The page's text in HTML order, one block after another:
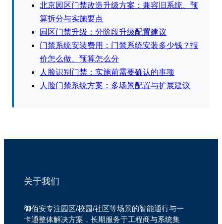
北京园区门禁改造升级方案：兼容旧系统、预
算拆分与实施要点
园区门禁升级：分阶段升级配置建议
门禁系统安装费用：门禁系统安装多少钱？报
价怎么做、预算怎么分
人脸识别门禁：实施前需要确认的事项
人脸门禁系统方案：多场景配置与扩展建议
关于我们
御佰安专注园区/校园/社区等场景的智能通行与一
卡通整体解决方案，长期服务于工程商与系统集